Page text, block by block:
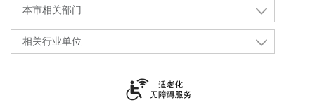
本市相关部门
相关行业单位